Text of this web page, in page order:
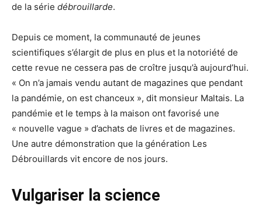
de la série débrouillarde.
Depuis ce moment, la communauté de jeunes
scientifiques s’élargit de plus en plus et la notoriété de
cette revue ne cessera pas de croître jusqu’à aujourd’hui.
« On n’a jamais vendu autant de magazines que pendant
la pandémie, on est chanceux », dit monsieur Maltais. La
pandémie et le temps à la maison ont favorisé une
« nouvelle vague » d’achats de livres et de magazines.
Une autre démonstration que la génération Les
Débrouillards vit encore de nos jours.
Vulgariser la science